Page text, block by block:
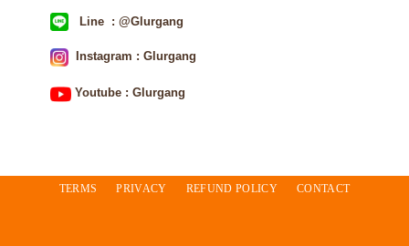
Line : @Glurgang
Instagram : Glurgang
Youtube : Glurgang
TERMS PRIVACY REFUND POLICY CONTACT